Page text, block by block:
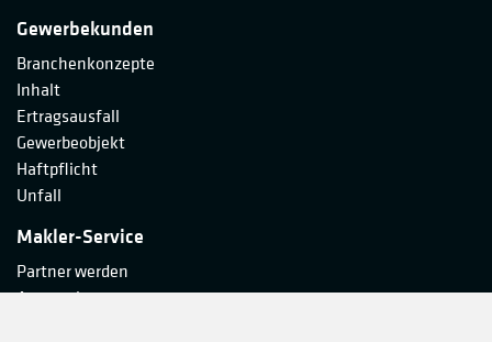
Gewerbekunden
Branchenkonzepte
Inhalt
Ertragsausfall
Gewerbeobjekt
Haftpflicht
Unfall
Makler-Service
Partner werden
Ansprechpartner